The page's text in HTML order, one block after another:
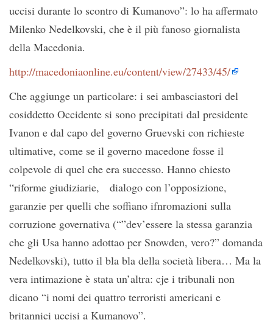
uccisi durante lo scontro di Kumanovo”: lo ha affermato
Milenko Nedelkovski, che è il più fanoso giornalista
della Macedonia.
http://macedoniaonline.eu/content/view/27433/45/
Che aggiunge un particolare: i sei ambasciastori del
cosiddetto Occidente si sono precipitati dal presidente
Ivanon e dal capo del governo Gruevski con richieste
ultimative, come se il governo macedone fosse il
colpevole di quel che era successo. Hanno chiesto
“riforme giudiziarie, dialogo con l’opposizione,
garanzie per quelli che soffiano ifnromazioni sulla
corruzione governativa (“”dev’essere la stessa garanzia
che gli Usa hanno adottao per Snowden, vero?” domanda
Nedelkovski), tutto il bla bla della società libera… Ma la
vera intimazione è stata un’altra: cje i tribunali non
dicano “i nomi dei quattro terroristi americani e
britannici uccisi a Kumanovo”.